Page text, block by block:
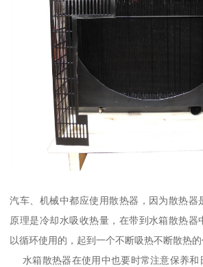
汽车、机械中都应使用散热器，因为散热器
原理是冷却水吸收热量，在带到水箱散热器
以循环使用的，起到一个不断吸热不断散热的
水箱散热器在使用中也要时常注意保养和